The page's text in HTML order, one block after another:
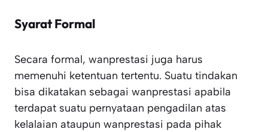
Syarat Formal
Secara formal, wanprestasi juga harus
memenuhi ketentuan tertentu. Suatu tindakan
bisa dikatakan sebagai wanprestasi apabila
terdapat suatu pernyataan pengadilan atas
kelalaian ataupun wanprestasi pada pihak